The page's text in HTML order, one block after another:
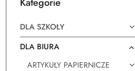
DLA SZKOŁY
DLA BIURA
ARTYKUŁY PAPIERNICZE